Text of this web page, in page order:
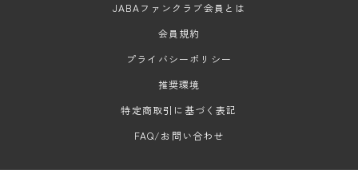
JABAファンクラブ会員とは
会員規約
プライバシーポリシー
推奨環境
特定商取引に基づく表記
FAQ/お問い合わせ